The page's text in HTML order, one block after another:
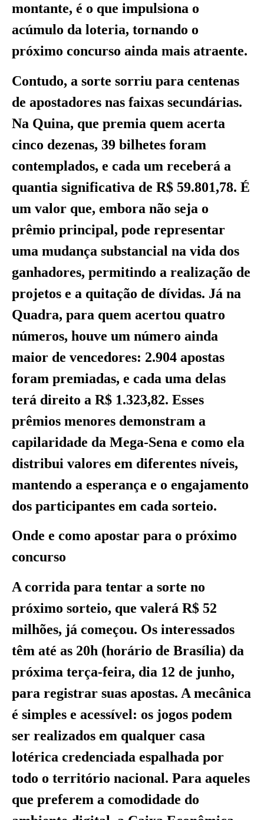
montante, é o que impulsiona o
acúmulo da loteria, tornando o
próximo concurso ainda mais atraente.
Contudo, a sorte sorriu para centenas
de apostadores nas faixas secundárias.
Na Quina, que premia quem acerta
cinco dezenas, 39 bilhetes foram
contemplados, e cada um receberá a
quantia significativa de R$ 59.801,78. É
um valor que, embora não seja o
prêmio principal, pode representar
uma mudança substancial na vida dos
ganhadores, permitindo a realização de
projetos e a quitação de dívidas. Já na
Quadra, para quem acertou quatro
números, houve um número ainda
maior de vencedores: 2.904 apostas
foram premiadas, e cada uma delas
terá direito a R$ 1.323,82. Esses
prêmios menores demonstram a
capilaridade da Mega-Sena e como ela
distribui valores em diferentes níveis,
mantendo a esperança e o engajamento
dos participantes em cada sorteio.
Onde e como apostar para o próximo
concurso
A corrida para tentar a sorte no
próximo sorteio, que valerá R$ 52
milhões, já começou. Os interessados
têm até as 20h (horário de Brasília) da
próxima terça-feira, dia 12 de junho,
para registrar suas apostas. A mecânica
é simples e acessível: os jogos podem
ser realizados em qualquer casa
lotérica credenciada espalhada por
todo o território nacional. Para aqueles
que preferem a comodidade do